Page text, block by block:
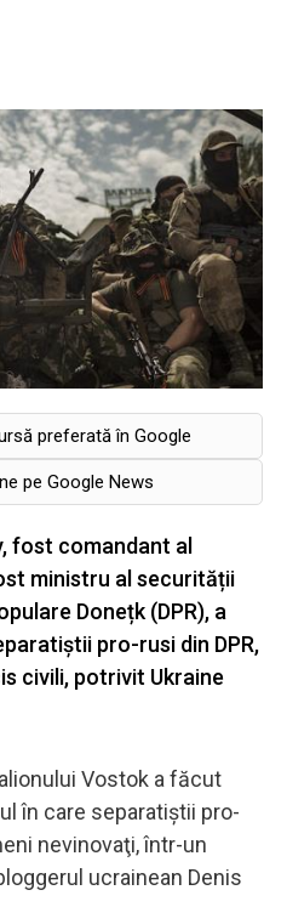
preferată în Google
pe Google News
fost comandant al
ministru al securității
Donețk (DPR), a
pro-rusi din DPR,
civili, potrivit Ukraine
Vostok a făcut
în care separatiştii pro-
nevinovaţi, într-un
ucrainean Denis